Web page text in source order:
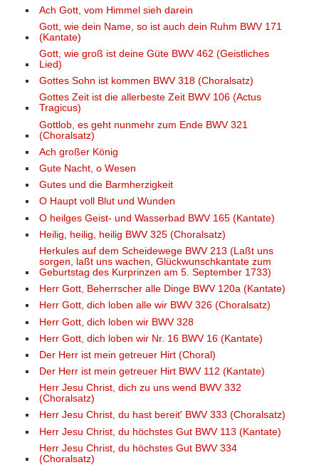
Ach Gott, vom Himmel sieh darein
Gott, wie dein Name, so ist auch dein Ruhm BWV 171
(Kantate)
Gott, wie groß ist deine Güte BWV 462 (Geistliches
Lied)
Gottes Sohn ist kommen BWV 318 (Choralsatz)
Gottes Zeit ist die allerbeste Zeit BWV 106 (Actus
Tragicus)
Gottlob, es geht nunmehr zum Ende BWV 321
(Choralsatz)
Ach großer König
Gute Nacht, o Wesen
Gutes und die Barmherzigkeit
O Haupt voll Blut und Wunden
O heilges Geist- und Wasserbad BWV 165 (Kantate)
Heilig, heilig, heilig BWV 325 (Choralsatz)
Herkules auf dem Scheidewege BWV 213 (Laßt uns
sorgen, laßt uns wachen, Glückwunschkantate zum
Geburtstag des Kurprinzen am 5. September 1733)
Herr Gott, Beherrscher alle Dinge BWV 120a (Kantate)
Herr Gott, dich loben alle wir BWV 326 (Choralsatz)
Herr Gott, dich loben wir BWV 328
Herr Gott, dich loben wir Nr. 16 BWV 16 (Kantate)
Der Herr ist mein getreuer Hirt (Choral)
Der Herr ist mein getreuer Hirt BWV 112 (Kantate)
Herr Jesu Christ, dich zu uns wend BWV 332
(Choralsatz)
Herr Jesu Christ, du hast bereit' BWV 333 (Choralsatz)
Herr Jesu Christ, du höchstes Gut BWV 113 (Kantate)
Herr Jesu Christ, du höchstes Gut BWV 334
(Choralsatz)